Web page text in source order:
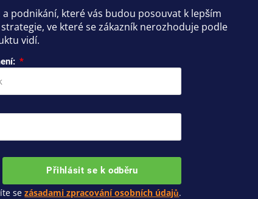
podnikání, které vás budou posouvat k lepším
ve které se zákazník nerozhoduje podle
vidí.
Přihlásit se k odběru
sezásadami zpracování osobních údajů.